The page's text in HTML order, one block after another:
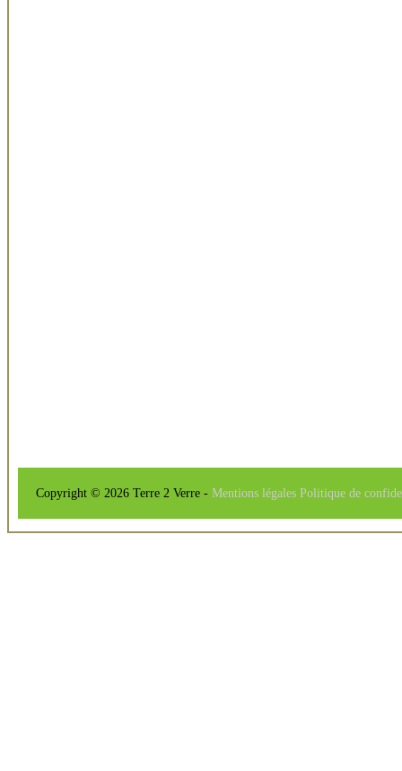
Copyright © 2026 Terre 2 Verre - Mentions légales Politique de